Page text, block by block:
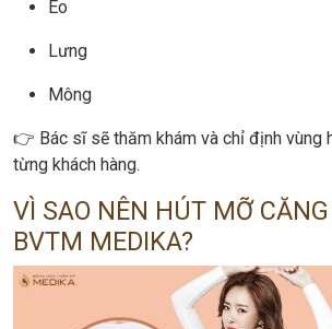
Eo
Lưng
Mông
👉 Bác sĩ sẽ thăm khám và chỉ định vùng
từng khách hàng.
VÌ SAO NÊN HÚT MỠ
BVTM MEDIKA?